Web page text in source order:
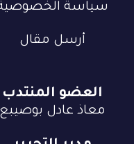
سياسة
أرسل مقال
العضو المنتدب
معاذ عادل بوصيبع